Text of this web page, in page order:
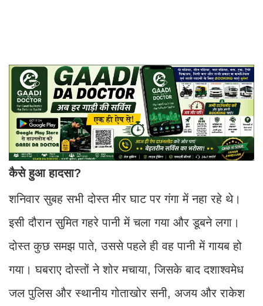
कैसे हुआ हादसा?
शनिवार सुबह सभी दोस्त मीर घाट पर गंगा में नहा रहे थे।
इसी दौरान सुमित गहरे पानी में चला गया और डूबने लगा।
दोस्त कुछ समझ पाते, उससे पहले ही वह पानी में गायब हो
गया। घबराए दोस्तों ने शोर मचाया, जिसके बाद दशाश्वमेध
जल पुलिस और स्थानीय गोताखोर सनी, अजय और राकेश